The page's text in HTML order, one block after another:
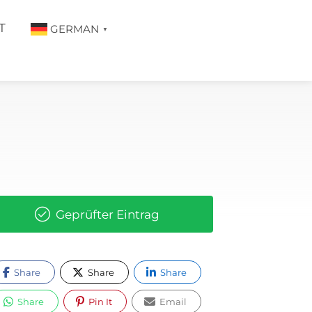
GERMAN ▼
Geprüfter Eintrag
Share Share Share
Share Pin It Email